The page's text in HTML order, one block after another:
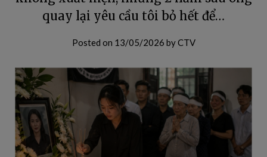
quay lại yêu cầu tôi bỏ hết để…
Posted on 13/05/2026 byCTV